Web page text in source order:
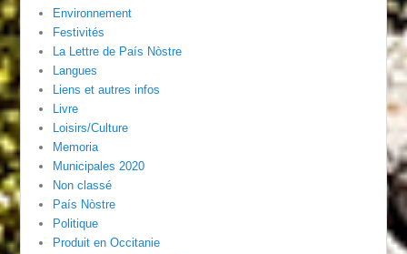
Environnement
Festivités
La Lettre de País Nòstre
Langues
Liens et autres infos
Livre
Loisirs/Culture
Memoria
Municipales 2020
Non classé
País Nòstre
Politique
Produit en Occitanie